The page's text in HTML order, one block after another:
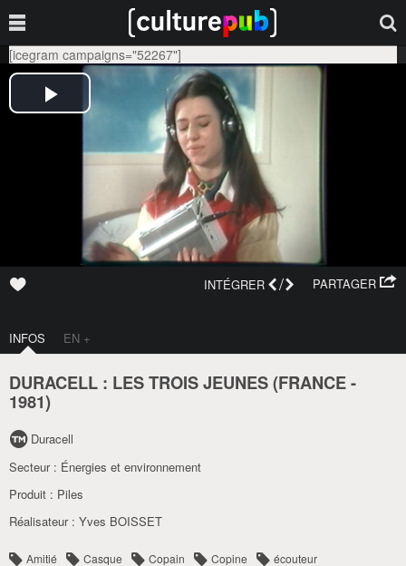
[icegram campaigns="52267"]
PARTAGER
INTÉGRER /
INFOS EN +
DURACELL : LES TROIS JEUNES (FRANCE-
1981)
Duracell
Secteur : Énergies et environnement
Produit : Piles
Réalisateur : Yves BOISSET
Amitié Casque Copain Copine
écouteur